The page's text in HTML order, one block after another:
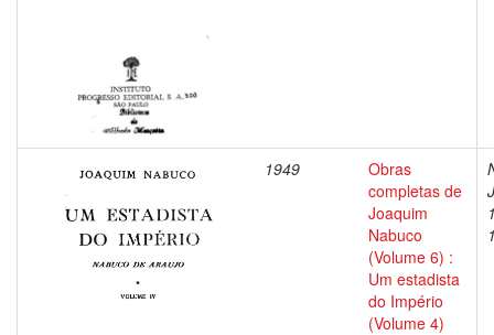
1949
Obras
completas de
Joaquim
Nabuco
(Volume 6) :
Um estadista
do Império
(Volume 4)